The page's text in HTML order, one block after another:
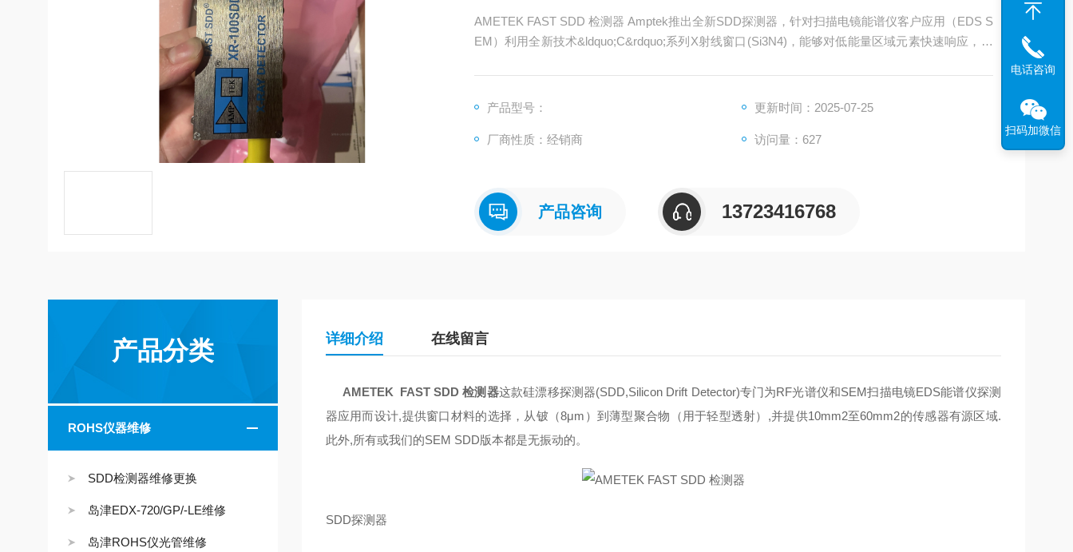
AMETEK FAST SDD 检测器 Amptek推出全新SDD探测器，针对扫描电镜能谱仪客户应用（EDS S
EM）利用全新技术&ldquo;C&rdquo;系列X射线窗口(Si3N4)，能够对低能量区域元素快速响应，新
产品型号： 更新时间：2025-07-25
厂商性质：经销商 访问量：627
产品咨询 13723416768
产品分类
ROHS仪器维修
SDD检测器维修更换
岛津EDX-720/GP/-LE维修
岛津ROHS仪光管维修
详细介绍 在线留言
AMETEK FAST SDD 检测器这款硅漂移探测器(SDD,Silicon Drift Detector)专门为RF光谱仪和SEM扫描电镜EDS能谱仪探测
器应用而设计,提供窗口材料的选择，从铍（8μm）到薄型聚合物（用于轻型透射）,并提供10mm2至60mm2的传感器有源区域.
此外,所有或我们的SEM SDD版本都是无振动的。
SDD探测器
电话咨询
扫码加微信